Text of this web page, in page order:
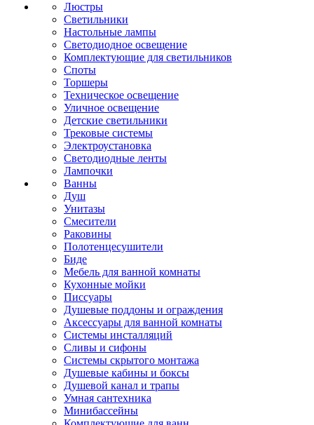
Люстры
Светильники
Настольные лампы
Светодиодное освещение
Комплектующие для светильников
Споты
Торшеры
Техническое освещение
Уличное освещение
Детские светильники
Трековые системы
Электроустановка
Светодиодные ленты
Лампочки
Ванны
Душ
Унитазы
Смесители
Раковины
Полотенцесушители
Биде
Мебель для ванной комнаты
Кухонные мойки
Писсуары
Душевые поддоны и ограждения
Аксессуары для ванной комнаты
Системы инсталляций
Сливы и сифоны
Системы скрытого монтажа
Душевые кабины и боксы
Душевой канал и трапы
Умная сантехника
Минибассейны